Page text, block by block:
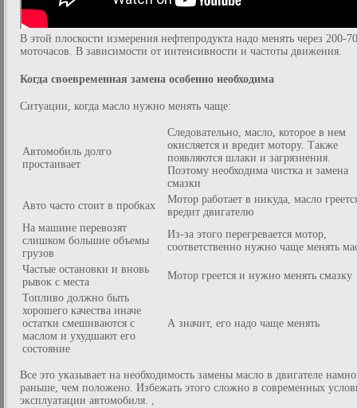
В этой плоскости измерения нефтепродукта надо менять через 200-
моточасов. В зависимости от интенсивности и частоты движения.
Когда своевременная замена особенно необходима
Ситуации, когда масло нужно менять чаще:
Автомобиль долго
простаивает
Следовательно, масло, которое в нем
окисляется и вредит мотору. Также
появляются шлаки и загрязнения.
Поэтому необходима чистка и замена
смазки
Авто часто стоит в пробках
Мотор работает в никуда, масло
вредит двигателю
На машине перевозят
слишком большие объемы
грузов
Из-за этого перегревается мотор,
соответственно нужно чаще менять
Частые остановки и вновь
рывок с места
Мотор греется и нужно менять смазку
Топливо должно быть
хорошего качества иначе
остатки смешиваются с
маслом и ухудшают его
состояние
А значит, его надо чаще менять
Все это указывает на необходимость замены масло в двигателе
раньше, чем положено. Избежать этого сложно в современных
эксплуатации автомобиля. ,